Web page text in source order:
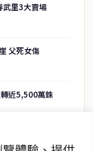
里3大賣場
父死女傷
近5,500萬銖
機待查